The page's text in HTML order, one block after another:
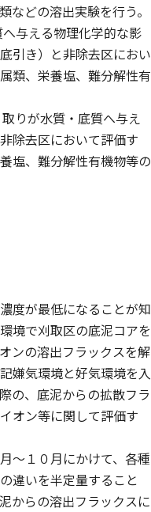
などの溶出実験を行う。
与える物理化学的な影
引き）と非除去区におい
類、栄養塩、難分解性有
りが水質・底質へ与え
除去区において評価す
塩、難分解性有機物等の
度が最低になることが知
境で刈取区の底泥コアを
ンの溶出フラックスを解
嫌気環境と好気環境を入
の、底泥からの拡散フラ
オン等に関して評価す
〜１０月にかけて、各種
違いを半定量すること
からの溶出フラックスに